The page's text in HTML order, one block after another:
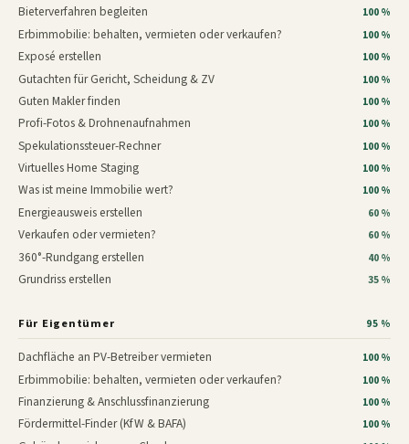
Bieterverfahren begleiten 100 %
Erbimmobilie: behalten, vermieten oder verkaufen? 100 %
Exposé erstellen 100 %
Gutachten für Gericht, Scheidung & ZV 100 %
Guten Makler finden 100 %
Profi-Fotos & Drohnenaufnahmen 100 %
Spekulationssteuer-Rechner 100 %
Virtuelles Home Staging 100 %
Was ist meine Immobilie wert? 100 %
Energieausweis erstellen 60 %
Verkaufen oder vermieten? 60 %
360°-Rundgang erstellen 40 %
Grundriss erstellen 35 %
Für Eigentümer 95 %
Dachfläche an PV-Betreiber vermieten 100 %
Erbimmobilie: behalten, vermieten oder verkaufen? 100 %
Finanzierung & Anschlussfinanzierung 100 %
Fördermittel-Finder (KfW & BAFA) 100 %